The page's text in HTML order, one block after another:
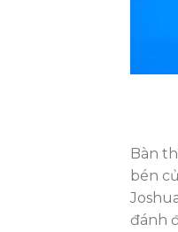
Bàn
bén
đánh